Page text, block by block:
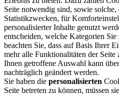
Seite notwendig sind, sowie
Statistikzwecken, für
personalisierter Inhalte genutzt
entscheiden, welche Kategorien
beachten Sie, dass auf Basis Ihrer
mehr alle Funktionalitäten der
Ihnen getroffene Auswahl kann
nachträglich geändert werden.
Sie haben die personalisierten
Seite betreten zu können, müssen